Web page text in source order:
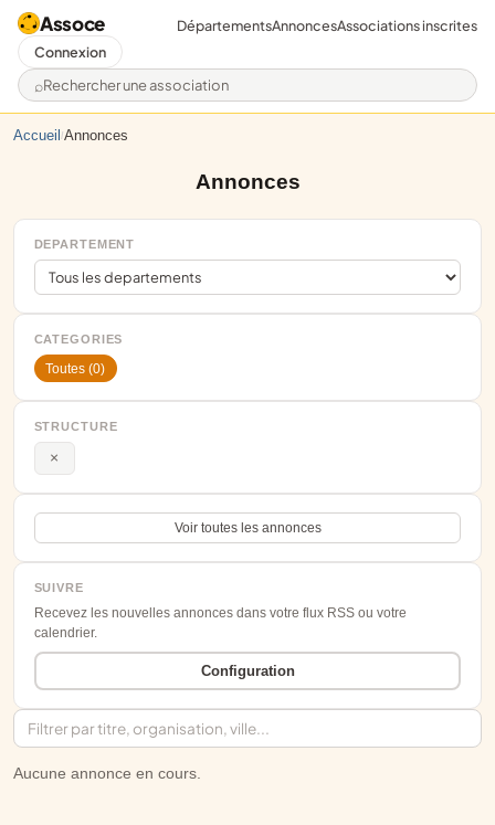
Assoce
Rechercher une association
DépartementsAnnoncesAssociations inscrites
Connexion
Accueil / Annonces
Annonces
DEPARTEMENT
CATEGORIES
Toutes (0)
STRUCTURE
×
Voir toutes les annonces
SUIVRE
Recevez les nouvelles annonces dans votre flux RSS ou votre
calendrier.
Configuration
Aucune annonce en cours.